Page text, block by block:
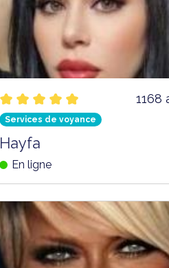
1168
Services de voyance
Hayfa
En ligne